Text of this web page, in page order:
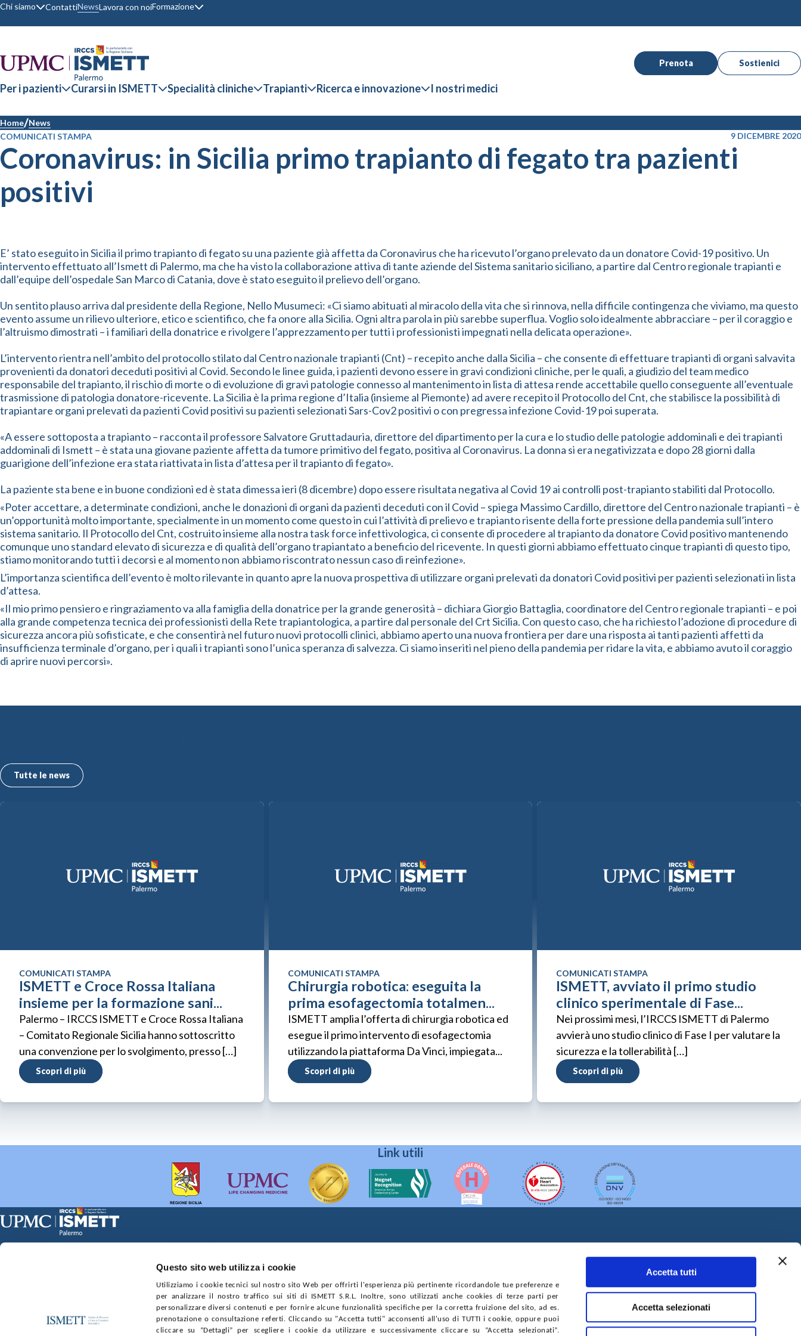
Questo sito web utilizza i cookie
Utilizziamo i cookie tecnici sul nostro sito Web per offrirti l'esperienza più pertinente ricordandole tue preferenze e
per analizzare il nostro traffico sui siti di ISMETT S.R.L. Inoltre, sono utilizzati anche cookies di terze parti per
personalizzare diversi contenuti e per fornire alcune funzionalità specifiche per la corretta fruizione del sito, ad es.
prenotazione o consultazione referti. Cliccando su "Accetta tutti" acconsenti all'uso di TUTTI i cookie, oppure puoi
cliccare su “Dettagli” per scegliere i cookie da utilizzare e successivamente cliccare su “Accetta selezionati”.
Accetta tutti
Accetta selezionati
Chi siamo ContattiNewsLavora con noiFormazione
Prenota Sostienici
Per i pazienti Curarsi in ISMETT Specialità cliniche Trapianti Ricerca e innovazione I nostri medici
Home News
COMUNICATI STAMPA
9 DICEMBRE 2020
Coronavirus: in Sicilia primo trapianto di fegato tra pazienti
positivi
E’ stato eseguito in Sicilia il primo trapianto di fegato su una paziente già affetta da Coronavirus che ha ricevuto l’organo prelevato da un donatore Covid-19 positivo. Un
intervento effettuato all’Ismett di Palermo, ma che ha visto la collaborazione attiva di tante aziende del Sistema sanitario siciliano, a partire dal Centro regionale trapianti e
dall’equipe dell’ospedale San Marco di Catania, dove è stato eseguito il prelievo dell’organo.
Un sentito plauso arriva dal presidente della Regione, Nello Musumeci: «Ci siamo abituati al miracolo della vita che si rinnova, nella difficile contingenza che viviamo, ma questo
evento assume un rilievo ulteriore, etico e scientifico, che fa onore alla Sicilia. Ogni altra parola in più sarebbe superflua. Voglio solo idealmente abbracciare – per il coraggio e
l’altruismo dimostrati – i familiari della donatrice e rivolgere l’apprezzamento per tutti i professionisti impegnati nella delicata operazione».
L’intervento rientra nell’ambito del protocollo stilato dal Centro nazionale trapianti (Cnt) – recepito anche dalla Sicilia – che consente di effettuare trapianti di organi salvavita
provenienti da donatori deceduti positivi al Covid. Secondo le linee guida, i pazienti devono essere in gravi condizioni cliniche, per le quali, a giudizio del team medico
responsabile del trapianto, il rischio di morte o di evoluzione di gravi patologie connesso al mantenimento in lista di attesa rende accettabile quello conseguente all’eventuale
trasmissione di patologia donatore-ricevente. La Sicilia è la prima regione d’Italia (insieme al Piemonte) ad avere recepito il Protocollo del Cnt, che stabilisce la possibilità di
trapiantare organi prelevati da pazienti Covid positivi su pazienti selezionati Sars-Cov2 positivi o con pregressa infezione Covid-19 poi superata.
«A essere sottoposta a trapianto – racconta il professore Salvatore Gruttadauria, direttore del dipartimento per la cura e lo studio delle patologie addominali e dei trapianti
addominali di Ismett – è stata una giovane paziente affetta da tumore primitivo del fegato, positiva al Coronavirus. La donna si era negativizzata e dopo 28 giorni dalla
guarigione dell’infezione era stata riattivata in lista d’attesa per il trapianto di fegato».
La paziente sta bene e in buone condizioni ed è stata dimessa ieri (8 dicembre) dopo essere risultata negativa al Covid 19 ai controlli post-trapianto stabiliti dal Protocollo.
«Poter accettare, a determinate condizioni, anche le donazioni di organi da pazienti deceduti con il Covid – spiega Massimo Cardillo, direttore del Centro nazionale trapianti – è
un’opportunità molto importante, specialmente in un momento come questo in cui l’attività di prelievo e trapianto risente della forte pressione della pandemia sull’intero
sistema sanitario. Il Protocollo del Cnt, costruito insieme alla nostra task force infettivologica, ci consente di procedere al trapianto da donatore Covid positivo mantenendo
comunque uno standard elevato di sicurezza e di qualità dell’organo trapiantato a beneficio del ricevente. In questi giorni abbiamo effettuato cinque trapianti di questo tipo,
stiamo monitorando tutti i decorsi e al momento non abbiamo riscontrato nessun caso di reinfezione».
L’importanza scientifica dell’evento è molto rilevante in quanto apre la nuova prospettiva di utilizzare organi prelevati da donatori Covid positivi per pazienti selezionati in lista
d’attesa.
«Il mio primo pensiero e ringraziamento va alla famiglia della donatrice per la grande generosità – dichiara Giorgio Battaglia, coordinatore del Centro regionale trapianti – e poi
alla grande competenza tecnica dei professionisti della Rete trapiantologica, a partire dal personale del Crt Sicilia. Con questo caso, che ha richiesto l’adozione di procedure di
sicurezza ancora più sofisticate, e che consentirà nel futuro nuovi protocolli clinici, abbiamo aperto una nuova frontiera per dare una risposta ai tanti pazienti affetti da
insufficienza terminale d’organo, per i quali i trapianti sono l’unica speranza di salvezza. Ci siamo inseriti nel pieno della pandemia per ridare la vita, e abbiamo avuto il coraggio
di aprire nuovi percorsi».
Tutte le news
COMUNICATI STAMPA
ISMETT e Croce Rossa Italiana
insieme per la formazione sani...
Palermo – IRCCS ISMETT e Croce Rossa Italiana
– Comitato Regionale Sicilia hanno sottoscritto
una convenzione per lo svolgimento, presso […]
Scopri di più
COMUNICATI STAMPA
Chirurgia robotica: eseguita la
prima esofagectomia totalmen...
ISMETT amplia l’offerta di chirurgia robotica ed
esegue il primo intervento di esofagectomia
utilizzando la piattaforma Da Vinci, impiegata...
Scopri di più
COMUNICATI STAMPA
ISMETT, avviato il primo studio
clinico sperimentale di Fase...
Nei prossimi mesi, l’IRCCS ISMETT di Palermo
avvierà uno studio clinico di Fase I per valutare la
sicurezza e la tollerabilità […]
Scopri di più
Link utili
Sede Clinica:
Sede Sociale:
Ufficio Registro delle imprese di Palermo
WHISTLEBLOWINGGARE E CONTRATTIPRIVACYCOOKIE POLICYSOSTIENICI MAPPA DEL SITO ACCESSIBILITÀCONTATTI